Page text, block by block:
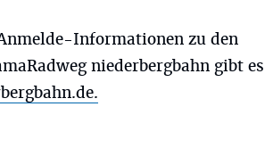
Informationen zu den
niederbergbahn gibt es